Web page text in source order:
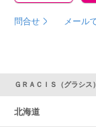
問合せ メール
ＧＲＡＣＩＳ（グラシス
北海道